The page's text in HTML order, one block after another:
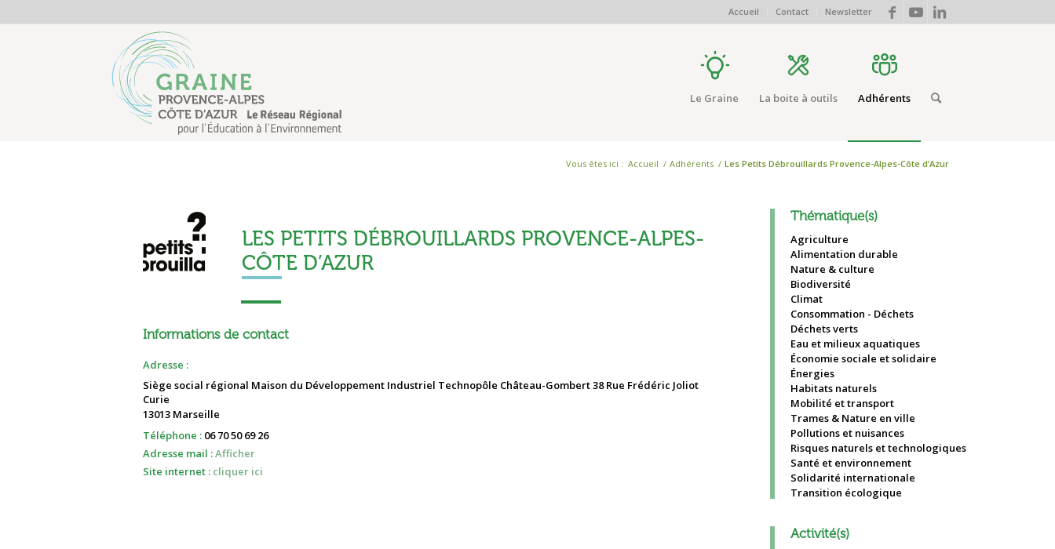
Accueil Contact Newsletter
Le Graine La boite à outils Adhérents
Vous êtes ici : Accueil / Adhérents / Les Petits Débrouillards Provence-Alpes-Côte d’Azur
LES PETITS DÉBROUILLARDS PROVENCE-ALPES-
CÔTE D’AZUR
Informations de contact
Adresse :
Siège social régional Maison du Développement Industriel Technopôle Château-Gombert 38 Rue Frédéric Joliot
Curie
13013 Marseille
Téléphone : 06 70 50 69 26
Adresse mail :Afficher
Site internet : cliquer ici
Thématique(s)
Agriculture
Alimentation durable
Nature & culture
Biodiversité
Climat
Consommation - Déchets
Déchets verts
Eau et milieux aquatiques
Économie sociale et solidaire
Énergies
Habitats naturels
Mobilité et transport
Trames & Nature en ville
Pollutions et nuisances
Risques naturels et technologiques
Santé et environnement
Solidarité internationale
Transition écologique
Activité(s)